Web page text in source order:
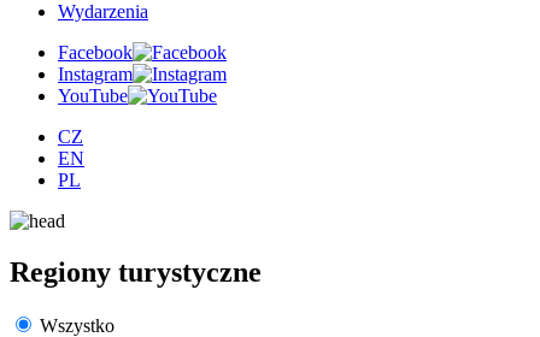
Wydarzenia
Facebook
Instagram
YouTube
CZ
EN
PL
Regiony turystyczne
Wszystko